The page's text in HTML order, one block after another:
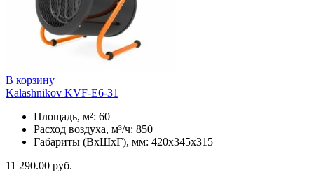
В корзину
Kalashnikov KVF-E6-31
Площадь, м²: 60
Расход воздуха, м³/ч: 850
Габариты (ВхШхГ), мм: 420x345x315
11 290.00 руб.